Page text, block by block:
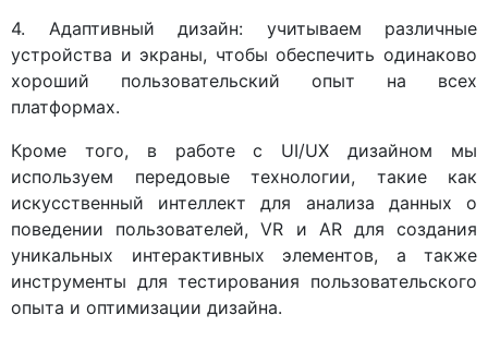
4. Адаптивный дизайн: учитываем различные
устройства и экраны, чтобы обеспечить одинаково
хороший пользовательский опыт на всех
платформах.
Кроме того, в работе с UI/UX дизайном мы
используем передовые технологии, такие как
искусственный интеллект для анализа данных о
поведении пользователей, VR и AR для создания
уникальных интерактивных элементов, а также
инструменты для тестирования пользовательского
опыта и оптимизации дизайна.